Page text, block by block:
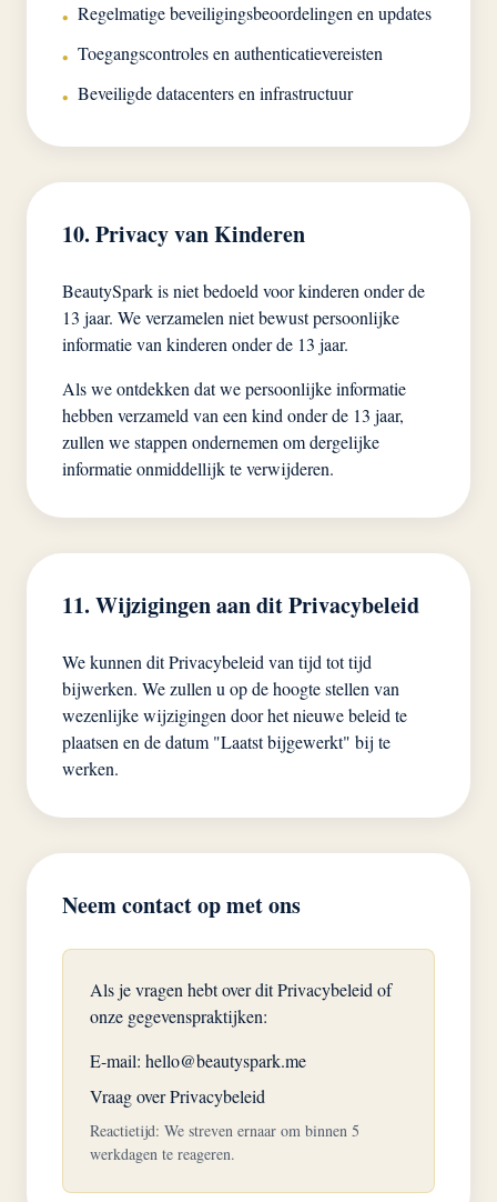
• Regelmatige beveiligingsbeoordelingen en updates
• Toegangscontroles en authenticatievereisten
• Beveiligde datacenters en infrastructuur
10. Privacy van Kinderen
BeautySpark is niet bedoeld voor kinderen onder de
13 jaar. We verzamelen niet bewust persoonlijke
informatie van kinderen onder de 13 jaar.
Als we ontdekken dat we persoonlijke informatie
hebben verzameld van een kind onder de 13 jaar,
zullen we stappen ondernemen om dergelijke
informatie onmiddellijk te verwijderen.
11. Wijzigingen aan dit Privacybeleid
We kunnen dit Privacybeleid van tijd tot tijd
bijwerken. We zullen u op de hoogte stellen van
wezenlijke wijzigingen door het nieuwe beleid te
plaatsen en de datum "Laatst bijgewerkt" bij te
werken.
Neem contact op met ons
Als je vragen hebt over dit Privacybeleid of
onze gegevenspraktijken:
E-mail: hello@beautyspark.me
Vraag over Privacybeleid
Reactietijd: We streven ernaar om binnen 5
werkdagen te reageren.